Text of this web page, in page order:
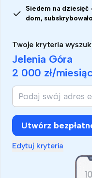
Siedem na dziesięć
dom,
Twoje kryteria
Jelenia Góra
2 000 zł/
Utwórz
Edytuj kryteria